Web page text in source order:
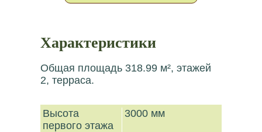
Характеристики
Общая площадь 318.99 м², этажей
2, терраса.
Высота
первого этажа
3000 мм